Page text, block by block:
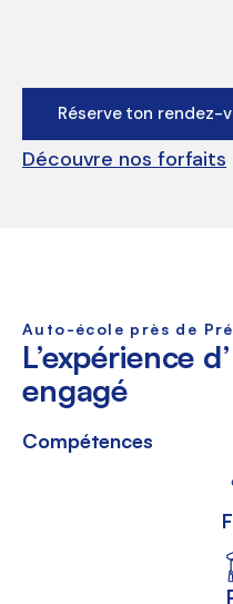
Réserve ton rendez-
Découvre nos forfaits
Auto-école près de
L’expérience
engagé
Compétences